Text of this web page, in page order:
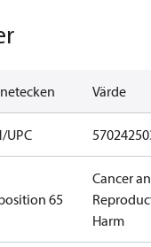
Värde
UPC
65
Cancer
Harm